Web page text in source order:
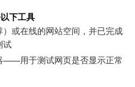
下工具
或在线的网站空间，并已完成
试